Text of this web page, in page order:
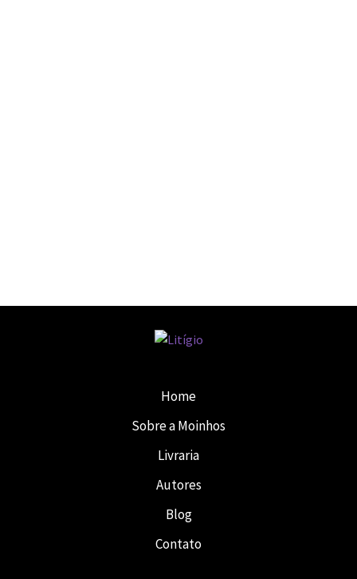
Home
Sobre a Moinhos
Livraria
Autores
Blog
Contato